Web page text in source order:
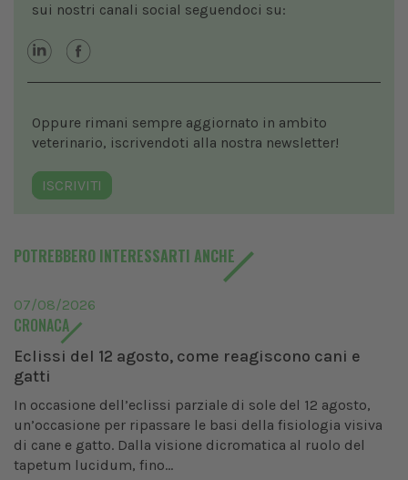
sui nostri canali social seguendoci su:
Oppure rimani sempre aggiornato in ambito
veterinario, iscrivendoti alla nostra newsletter!
ISCRIVITI
POTREBBERO INTERESSARTI ANCHE
07/08/2026
CRONACA
Eclissi del 12 agosto, come reagiscono cani e
gatti
In occasione dell’eclissi parziale di sole del 12 agosto,
un’occasione per ripassare le basi della fisiologia visiva
di cane e gatto. Dalla visione dicromatica al ruolo del
tapetum lucidum, fino...